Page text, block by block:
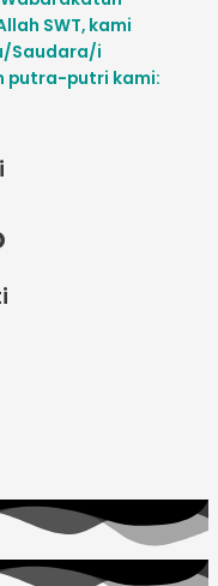
SWT, kami
Saudara/i
putra-putri kami: